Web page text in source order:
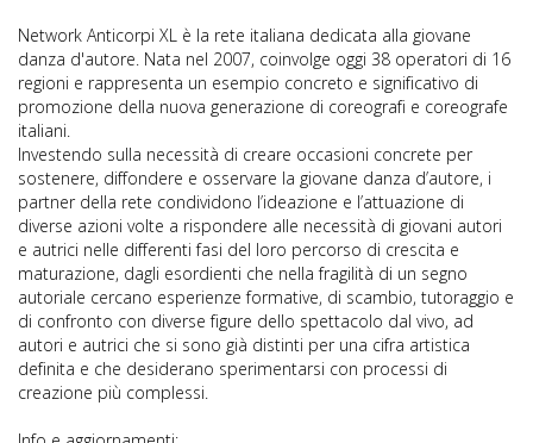
Network Anticorpi XL è la rete italiana dedicata alla giovane
danza d'autore. Nata nel 2007, coinvolge oggi 38 operatori di 16
regioni e rappresenta un esempio concreto e significativo di
promozione della nuova generazione di coreografi e coreografe
italiani.
Investendo sulla necessità di creare occasioni concrete per
sostenere, diffondere e osservare la giovane danza d’autore, i
partner della rete condividono l’ideazione e l’attuazione di
diverse azioni volte a rispondere alle necessità di giovani autori
e autrici nelle differenti fasi del loro percorso di crescita e
maturazione, dagli esordienti che nella fragilità di un segno
autoriale cercano esperienze formative, di scambio, tutoraggio e
di confronto con diverse figure dello spettacolo dal vivo, ad
autori e autrici che si sono già distinti per una cifra artistica
definita e che desiderano sperimentarsi con processi di
creazione più complessi.